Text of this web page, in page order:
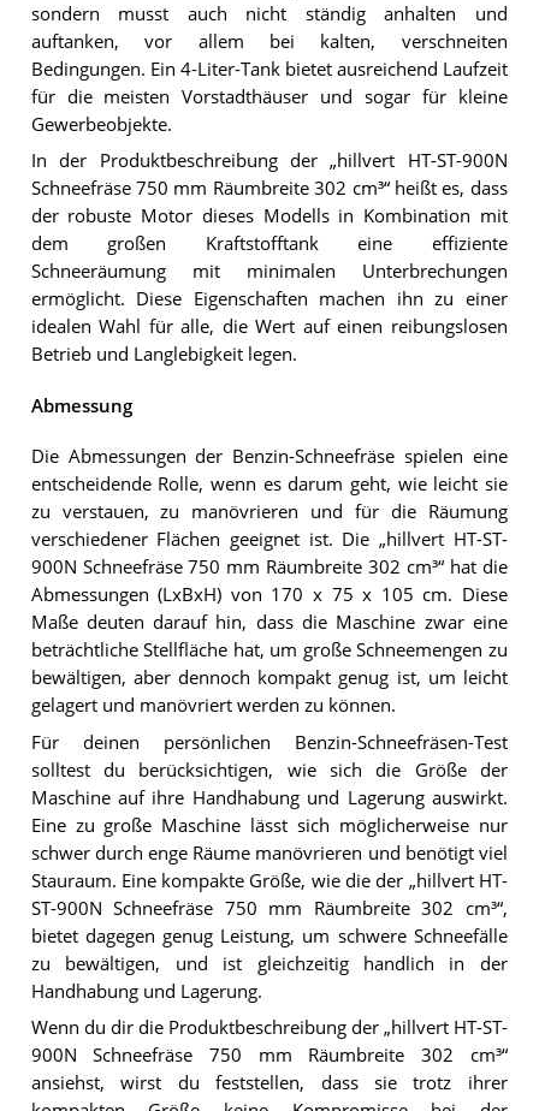
sondern musst auch nicht ständig anhalten und
auftanken, vor allem bei kalten, verschneiten
Bedingungen. Ein 4-Liter-Tank bietet ausreichend Laufzeit
für die meisten Vorstadthäuser und sogar für kleine
Gewerbeobjekte.
In der Produktbeschreibung der „hillvert HT-ST-900N
Schneefräse 750 mm Räumbreite 302 cm³“ heißt es, dass
der robuste Motor dieses Modells in Kombination mit
dem großen Kraftstofftank eine effiziente
Schneeräumung mit minimalen Unterbrechungen
ermöglicht. Diese Eigenschaften machen ihn zu einer
idealen Wahl für alle, die Wert auf einen reibungslosen
Betrieb und Langlebigkeit legen.
Abmessung
Die Abmessungen der Benzin-Schneefräse spielen eine
entscheidende Rolle, wenn es darum geht, wie leicht sie
zu verstauen, zu manövrieren und für die Räumung
verschiedener Flächen geeignet ist. Die „hillvert HT-ST-
900N Schneefräse 750 mm Räumbreite 302 cm³“ hat die
Abmessungen (LxBxH) von 170 x 75 x 105 cm. Diese
Maße deuten darauf hin, dass die Maschine zwar eine
beträchtliche Stellfläche hat, um große Schneemengen zu
bewältigen, aber dennoch kompakt genug ist, um leicht
gelagert und manövriert werden zu können.
Für deinen persönlichen Benzin-Schneefräsen-Test
solltest du berücksichtigen, wie sich die Größe der
Maschine auf ihre Handhabung und Lagerung auswirkt.
Eine zu große Maschine lässt sich möglicherweise nur
schwer durch enge Räume manövrieren und benötigt viel
Stauraum. Eine kompakte Größe, wie die der „hillvert HT-
ST-900N Schneefräse 750 mm Räumbreite 302 cm³“,
bietet dagegen genug Leistung, um schwere Schneefälle
zu bewältigen, und ist gleichzeitig handlich in der
Handhabung und Lagerung.
Wenn du dir die Produktbeschreibung der „hillvert HT-ST-
900N Schneefräse 750 mm Räumbreite 302 cm³“
ansiehst, wirst du feststellen, dass sie trotz ihrer